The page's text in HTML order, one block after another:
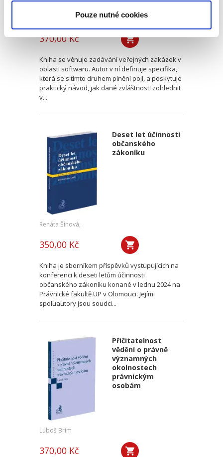
Pouze nutné cookies
370,00 Kč
Kniha se věnuje zadávání veřejných zakázek v
oblasti softwaru. Autor v ní definuje specifika,
která se s tímto druhem plnění pojí, a poskytuje
praktický návod, jak dané zvláštnosti zohlednit
v...
Deset let účinnosti
občanského
zákoníku
Renáta Šínová,
350,00 Kč
Kniha je sborníkem příspěvků vystupujících na
konferenci k deseti letům účinnosti
občanského zákoníku konané v lednu 2024 na
Právnické fakultě UP v Olomouci. Jejími
spoluautory jsou soudci...
Přičitatelnost
vědění o právně
významných
okolnostech
právnickým
osobám
Luboš Brim
370,00 Kč